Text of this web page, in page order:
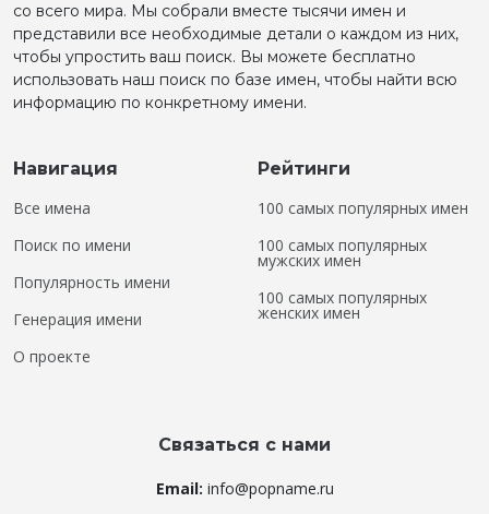
со всего мира. Мы собрали вместе тысячи имен и
представили все необходимые детали о каждом из них,
чтобы упростить ваш поиск. Вы можете бесплатно
использовать наш поиск по базе имен, чтобы найти всю
информацию по конкретному имени.
Навигация
Все имена
Поиск по имени
Популярность имени
Генерация имени
О проекте
Рейтинги
100 самых популярных имен
100 самых популярных
мужских имен
100 самых популярных
женских имен
Связаться с нами
Email: info@popname.ru